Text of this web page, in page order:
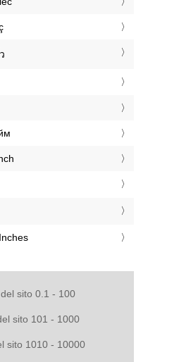
sito 0.1 - 100
sito 101 - 1000
sito 1010 - 10000